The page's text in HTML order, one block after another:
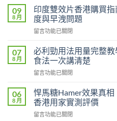
09
8 月
印度雙效片香港購買
度與早洩問題
在
度
雙
效
片
港
購
買
指
留言功能已關閉
07
8 月
必利勁用法用量完整
食法一次講清楚
在
利
勁
用
法
留言功能已關閉
06
8 月
悍馬糖Hamer效果真
香港用家實測評價
在
留言功能已關閉